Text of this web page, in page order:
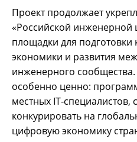
Проект продолжает
«Российской инженерной
площадки для
экономики и развития
инженерного сообщества.
особенно ценно:
местных IT‑специалистов,
конкурировать на
цифровую экономику